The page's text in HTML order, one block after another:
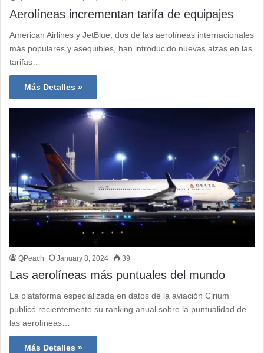
Aerolíneas incrementan tarifa de equipajes
American Airlines y JetBlue, dos de las aerolíneas internacionales
más populares y asequibles, han introducido nuevas alzas en las
tarifas…
Más Detalles »
QPeach January 8, 2024 39
Las aerolíneas más puntuales del mundo
La plataforma especializada en datos de la aviación Cirium
publicó recientemente su ranking anual sobre la puntualidad de
las aerolíneas…
Más Detalles »